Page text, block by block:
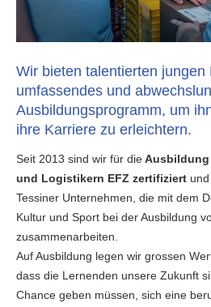
Wir bieten talentierten jungen
umfassendes und
Ausbildungsprogramm, um
ihre Karriere zu erleichtern.
Seit 2013 sind wir für die
und Logistikern EFZ zertifiziert
Tessiner Unternehmen, die mit dem
Kultur und Sport bei der Ausbildung
zusammenarbeiten.
Auf Ausbildung legen wir grossen
dass die Lernenden unsere Zukunft
Chance geben müssen, sich eine